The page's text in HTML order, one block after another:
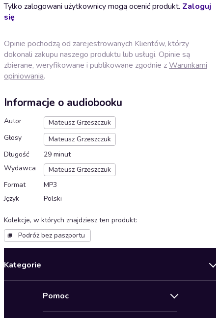
Tylko zalogowani użytkownicy mogą ocenić produkt. Zaloguj
się
Opinie pochodzą od zarejestrowanych Klientów, którzy
dokonali zakupu naszego produktu lub usługi. Opinie są
zbierane, weryfikowane i publikowane zgodnie zWarunkami
opiniowania.
Informacje o audiobooku
Autor
Mateusz Grzeszczuk
Głosy
Mateusz Grzeszczuk
Długość
29 minut
Wydawca
Mateusz Grzeszczuk
Format
MP3
Język
Polski
Kolekcje, w których znajdziesz ten produkt:
Podróż bez paszportu
Kategorie
Pomoc